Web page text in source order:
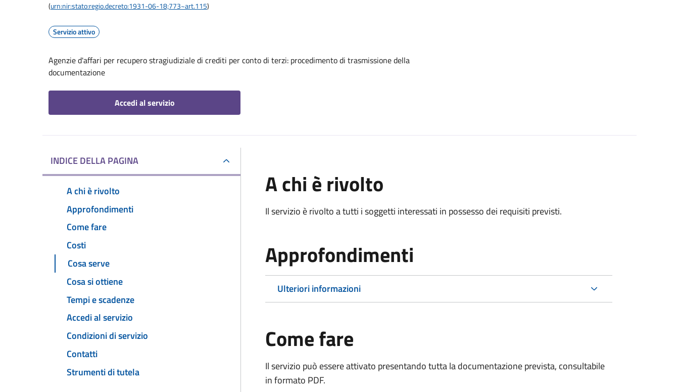
(urn:nir:stato:regio.decreto:1931-06-18;773~art.115)
Servizio attivo
Agenzie d'affari per recupero stragiudiziale di crediti per conto di terzi: procedimento di trasmissione della
documentazione
Accedi al servizio
INDICE DELLA PAGINA
A chi è rivolto
Approfondimenti
Come fare
Costi
Cosa serve
Cosa si ottiene
Tempi e scadenze
Accedi al servizio
Condizioni di servizio
Contatti
Strumenti di tutela
A chi è rivolto
Il servizio è rivolto a tutti i soggetti interessati in possesso dei requisiti previsti.
Approfondimenti
Ulteriori informazioni
Come fare
Il servizio può essere attivato presentando tutta la documentazione prevista, consultabile
in formato PDF.